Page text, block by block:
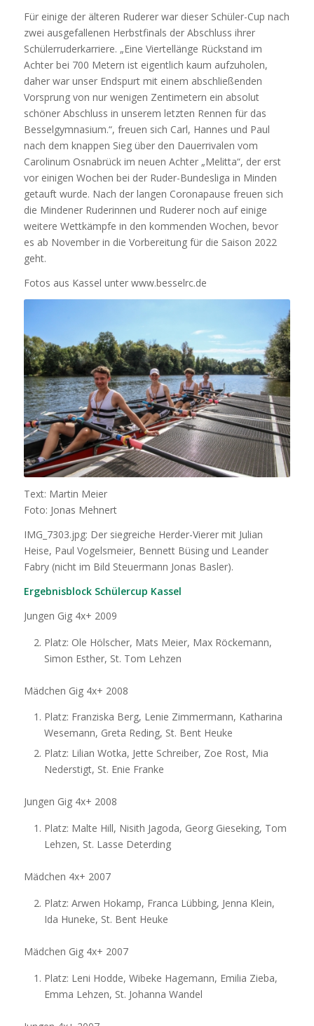
Für einige der älteren Ruderer war dieser Schüler-Cup nach
zwei ausgefallenen Herbstfinals der Abschluss ihrer
Schülerruderkarriere. „Eine Viertellänge Rückstand im
Achter bei 700 Metern ist eigentlich kaum aufzuholen,
daher war unser Endspurt mit einem abschließenden
Vorsprung von nur wenigen Zentimetern ein absolut
schöner Abschluss in unserem letzten Rennen für das
Besselgymnasium.“, freuen sich Carl, Hannes und Paul
nach dem knappen Sieg über den Dauerrivalen vom
Carolinum Osnabrück im neuen Achter „Melitta“, der erst
vor einigen Wochen bei der Ruder-Bundesliga in Minden
getauft wurde. Nach der langen Coronapause freuen sich
die Mindener Ruderinnen und Ruderer noch auf einige
weitere Wettkämpfe in den kommenden Wochen, bevor
es ab November in die Vorbereitung für die Saison 2022
geht.
Fotos aus Kassel unter www.besselrc.de
Text: Martin Meier
Foto: Jonas Mehnert
IMG_7303.jpg: Der siegreiche Herder-Vierer mit Julian
Heise, Paul Vogelsmeier, Bennett Büsing und Leander
Fabry (nicht im Bild Steuermann Jonas Basler).
Ergebnisblock Schülercup Kassel
Jungen Gig 4x+ 2009
Platz: Ole Hölscher, Mats Meier, Max Röckemann,
Simon Esther, St. Tom Lehzen
Mädchen Gig 4x+ 2008
Platz: Franziska Berg, Lenie Zimmermann, Katharina
Wesemann, Greta Reding, St. Bent Heuke
Platz: Lilian Wotka, Jette Schreiber, Zoe Rost, Mia
Nederstigt, St. Enie Franke
Jungen Gig 4x+ 2008
Platz: Malte Hill, Nisith Jagoda, Georg Gieseking, Tom
Lehzen, St. Lasse Deterding
Mädchen 4x+ 2007
Platz: Arwen Hokamp, Franca Lübbing, Jenna Klein,
Ida Huneke, St. Bent Heuke
Mädchen Gig 4x+ 2007
Platz: Leni Hodde, Wibeke Hagemann, Emilia Zieba,
Emma Lehzen, St. Johanna Wandel